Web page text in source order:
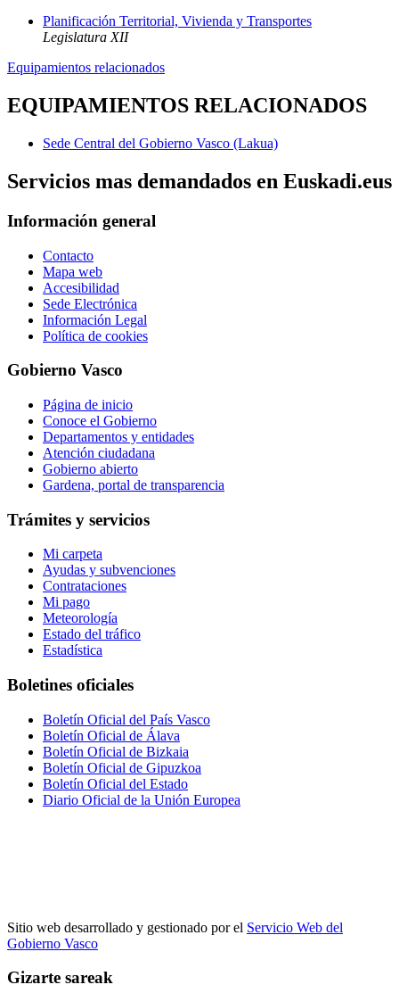
Planificación Territorial, Vivienda y Transportes
Legislatura XII
Equipamientos relacionados
EQUIPAMIENTOS RELACIONADOS
Sede Central del Gobierno Vasco (Lakua)
Servicios mas demandados en Euskadi.eus
Información general
Contacto
Mapa web
Accesibilidad
Sede Electrónica
Información Legal
Política de cookies
Gobierno Vasco
Página de inicio
Conoce el Gobierno
Departamentos y entidades
Atención ciudadana
Gobierno abierto
Gardena, portal de transparencia
Trámites y servicios
Mi carpeta
Ayudas y subvenciones
Contrataciones
Mi pago
Meteorología
Estado del tráfico
Estadística
Boletines oficiales
Boletín Oficial del País Vasco
Boletín Oficial de Álava
Boletín Oficial de Bizkaia
Boletín Oficial de Gipuzkoa
Boletín Oficial del Estado
Diario Oficial de la Unión Europea
Sitio web desarrollado y gestionado por el Servicio Web del
Gobierno Vasco
Gizarte sareak